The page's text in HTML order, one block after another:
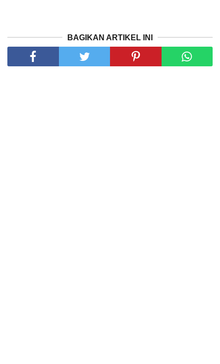
BAGIKAN ARTIKEL INI